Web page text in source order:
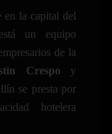
en la capital del
un equipo
de la
Crespo y
se presta por
hotelera